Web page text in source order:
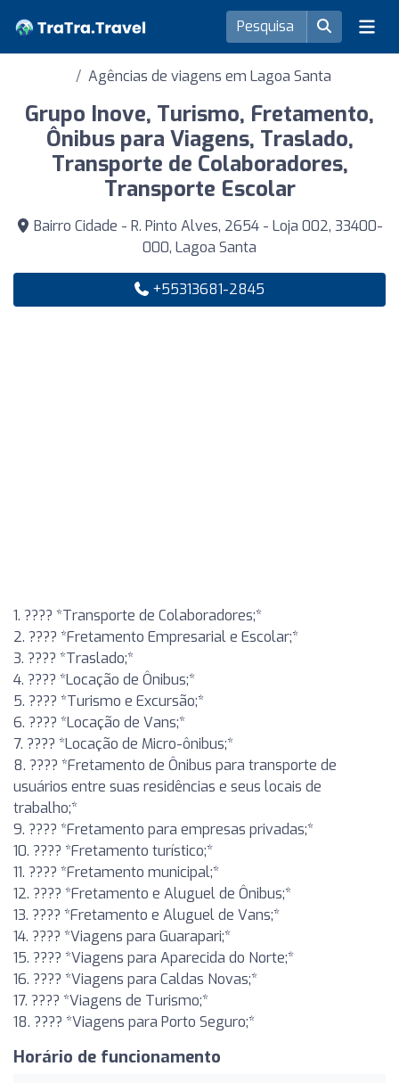
Agências de viagens em Lagoa Santa
Grupo Inove, Turismo, Fretamento,
Ônibus para Viagens, Traslado,
Transporte de Colaboradores,
Transporte Escolar
Bairro Cidade - R. Pinto Alves, 2654 - Loja 002, 33400-
000, Lagoa Santa
+55313681-2845
1. ???? *Transporte de Colaboradores;*
2. ???? *Fretamento Empresarial e Escolar;*
3. ???? *Traslado;*
4. ???? *Locação de Ônibus;*
5. ???? *Turismo e Excursão;*
6. ???? *Locação de Vans;*
7. ???? *Locação de Micro-ônibus;*
8. ???? *Fretamento de Ônibus para transporte de
usuários entre suas residências e seus locais de
trabalho;*
9. ???? *Fretamento para empresas privadas;*
10. ???? *Fretamento turístico;*
11. ???? *Fretamento municipal;*
12. ???? *Fretamento e Aluguel de Ônibus;*
13. ???? *Fretamento e Aluguel de Vans;*
14. ???? *Viagens para Guarapari;*
15. ???? *Viagens para Aparecida do Norte;*
16. ???? *Viagens para Caldas Novas;*
17. ???? *Viagens de Turismo;*
18. ????️ *Viagens para Porto Seguro;*
Horário de funcionamento